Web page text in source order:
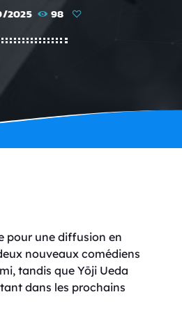
2025 98
pour une diffusion en
nouveaux comédiens
tandis que Yōji Ueda
dans les prochains